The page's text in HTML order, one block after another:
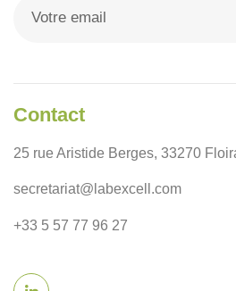
Contact
25 rue Aristide Berges, 33270
secretariat@labexcell.com
+33 5 57 77 96 27